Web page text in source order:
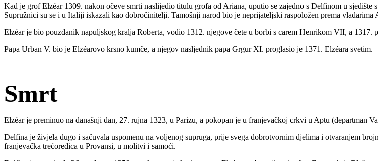
Kad je grof Elzéar 1309. nakon očeve smrti naslijedio titulu grofa od Ariana, uputio se zajedno s Delfinom u
Supružnici su se i u Italiji iskazali kao dobročinitelji. Tamošnji narod bio je neprijateljski raspoložen prema
Elzéar je bio pouzdanik napuljskog kralja Roberta, vodio 1312. njegove čete u borbi s carem Henrikom VII, a 1317.
Papa Urban V. bio je Elzéarovo krsno kumče, a njegov nasljednik papa Grgur XI. proglasio je 1371. Elzéara svetim.
Smrt
Elzéar je preminuo na današnji dan, 27. rujna 1323, u Parizu, a pokopan je u franjevačkoj crkvi u Aptu (departman
Delfina je živjela dugo i sačuvala uspomenu na voljenog supruga, prije svega dobrotvornim djelima i otvaranjem
franjevačka trećoredica u Provansi, u molitvi i samoći.